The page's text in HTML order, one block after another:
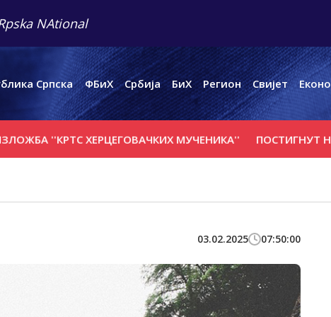
NAtional
Српска ФБиХ Србија БиХ Регион Свијет
ХЕРЦЕГОВАЧКИХ МУЧЕНИКА'' ПОСТИГНУТ
03.02.2025 07:50:00